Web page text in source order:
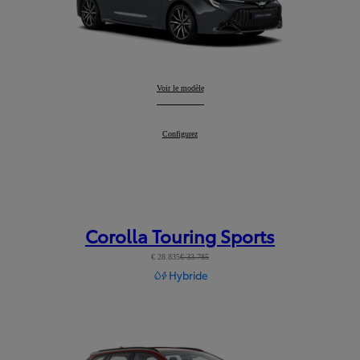
Corolla Hatchback
Voir le modèle
Corolla Hatchback
Configurez
Corolla Touring Sports
€ 28.835€ 33.785
Hybride